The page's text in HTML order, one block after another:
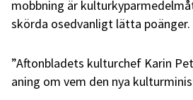
mobbning är
skörda osedvanligt lätta poänger.
”Aftonbladets kulturchef Karin
aning om vem den nya